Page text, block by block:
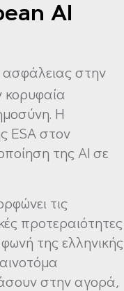
AI
ασφάλειας στην
κορυφαία
Η
ESA στον
της AI σε
τις
προτεραιότητες
της ελληνικής
στην αγορά,